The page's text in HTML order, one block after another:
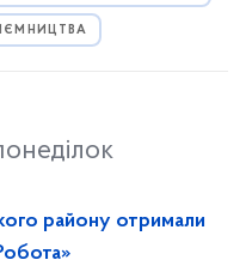
району отримали